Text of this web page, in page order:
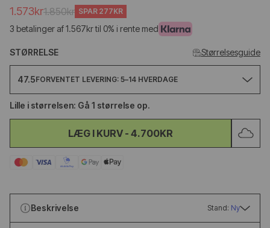
1.573kr1.850kr SPAR 277KR
3 betalinger af 1.567kr til 0% i rente med
STØRRELSE Størrelsesguide
47.5FORVENTET LEVERING: 5–14 HVERDAGE
Lille i størrelsen: Gå 1 størrelse op.
LÆG I KURV - 4.700KR
Beskrivelse Stand: Ny